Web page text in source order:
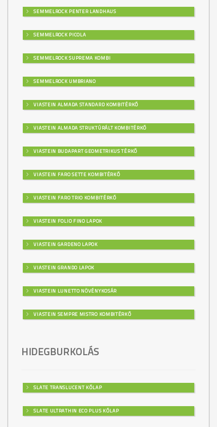
SEMMELROCK PENTER LANDHAUS
SEMMELROCK PICOLA
SEMMELROCK SUPREMA KOMBI
SEMMELROCK UMBRIANO
VIASTEIN ALMADA STANDARD KOMBITÉRKŐ
VIASTEIN ALMADA STRUKTÚRÁLT KOMBITÉRKŐ
VIASTEIN BUDAPART GEOMETRIKUS TÉRKŐ
VIASTEIN FARO SETTE KOMBITÉRKŐ
VIASTEIN FARO TRIO KOMBITÉRKŐ
VIASTEIN FOLIO FINO LAPOK
VIASTEIN GARDENO LAPOK
VIASTEIN GRANDO LAPOK
VIASTEIN LUNETTO NÖVÉNYKOSÁR
VIASTEIN SEMPRE MISTRO KOMBITÉRKŐ
HIDEGBURKOLÁS
SLATE TRANSLUCENT KŐLAP
SLATE ULTRATHIN ECO PLUS KŐLAP